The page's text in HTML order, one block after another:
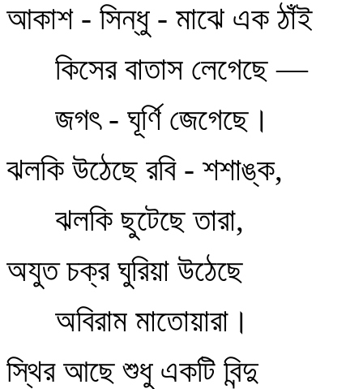
আকাশ - সিন্ধু - মাঝে এক ঠাঁই
কিসের বাতাস লেগেছে —
জগৎ - ঘূর্ণি জেগেছে।
ঝলকি উঠেছে রবি - শশাঙ্ক,
ঝলকি ছুটেছে তারা,
অযুত চক্র ঘুরিয়া উঠেছে
অবিরাম মাতোয়ারা।
স্থির আছে শুধু একটি বিন্দু